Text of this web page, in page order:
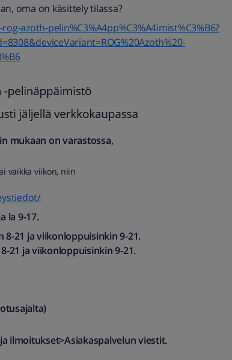
oma on käsittely tilassa?
azoth-pelin%C3%A4pp%C3%A4imist%C3%B6?
mukaan on varastossa,
vaikka viikon, niin
la 9-17.
8-21 ja viikonloppuisinkin 9-21.
21 ja viikonloppuisinkin 9-21.
ilmoitukset>Asiakaspalvelun viestit.